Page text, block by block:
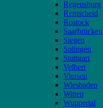
Regensburg
Remscheid
Rostock
Saarbrücken
Siegen
Solingen
Stuttgart
Velbert
Viersen
Wiesbaden
Witten
Wuppertal